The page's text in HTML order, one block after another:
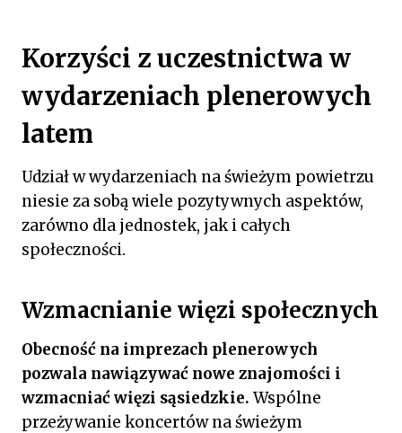
Korzyści z uczestnictwa w
wydarzeniach plenerowych
latem
Udział w wydarzeniach na świeżym powietrzu
niesie za sobą wiele pozytywnych aspektów,
zarówno dla jednostek, jak i całych
społeczności.
Wzmacnianie więzi społecznych
Obecność na imprezach plenerowych
pozwala nawiązywać nowe znajomości i
wzmacniać więzi sąsiedzkie. Wspólne
przeżywanie koncertów na świeżym